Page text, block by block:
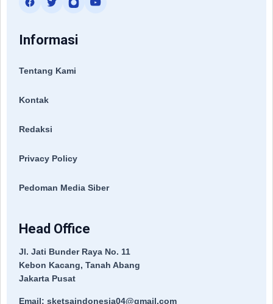
Informasi
Tentang Kami
Kontak
Redaksi
Privacy Policy
Pedoman Media Siber
Head Office
Jl. Jati Bunder Raya No. 11
Kebon Kacang, Tanah Abang
Jakarta Pusat
Email: sketsaindonesia04@gmail.com